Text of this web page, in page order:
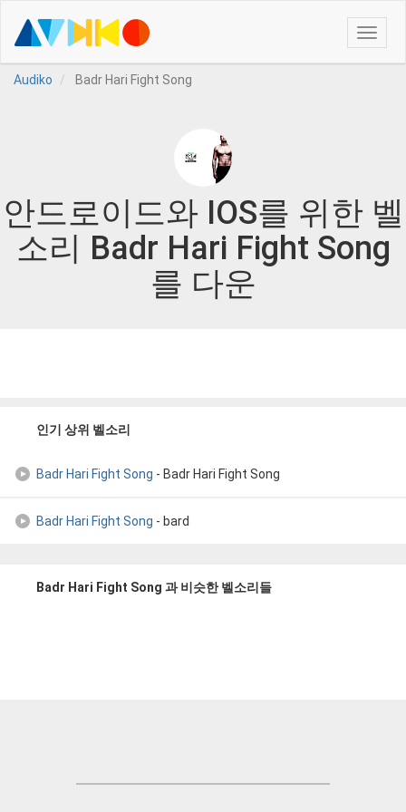
Toggle
Audiko
Badr Hari Fight Song
안드로이드와 IOS를 위한 벨
소리 Badr Hari Fight Song
를 다운
인기 상위 벨소리
Badr Hari Fight Song - Badr Hari Fight Song
Badr Hari Fight Song - bard
Badr Hari Fight Song 과 비슷한 벨소리들